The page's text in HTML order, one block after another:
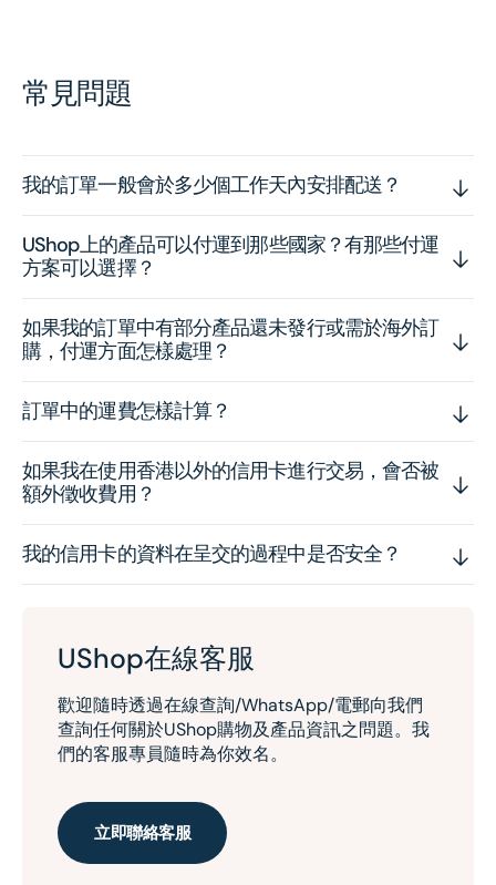
常見問題
我的訂單一般會於多少個工作天內安排配送？
UShop上的產品可以付運到那些國家？有那些付運
方案可以選擇？
如果我的訂單中有部分產品還未發行或需於海外訂
購，付運方面怎樣處理？
訂單中的運費怎樣計算？
如果我在使用香港以外的信用卡進行交易，會否被
額外徵收費用？
我的信用卡的資料在呈交的過程中是否安全？
UShop在線客服
歡迎隨時透過在線查詢/WhatsApp/電郵向我們
查詢任何關於UShop購物及產品資訊之問題。我
們的客服專員隨時為你效名。
立即聯絡客服